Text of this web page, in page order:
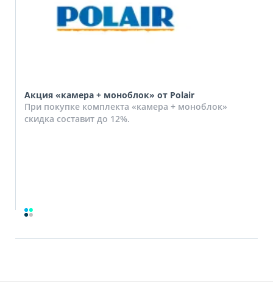
Акция «камера + моноблок» от Polair
При покупке комплекта «камера + моноблок»
скидка составит до 12%.